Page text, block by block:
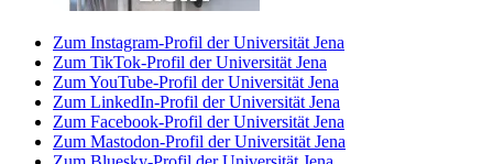
Zum Instagram-Profil der Universität Jena
Zum TikTok-Profil der Universität Jena
Zum YouTube-Profil der Universität Jena
Zum LinkedIn-Profil der Universität Jena
Zum Facebook-Profil der Universität Jena
Zum Mastodon-Profil der Universität Jena